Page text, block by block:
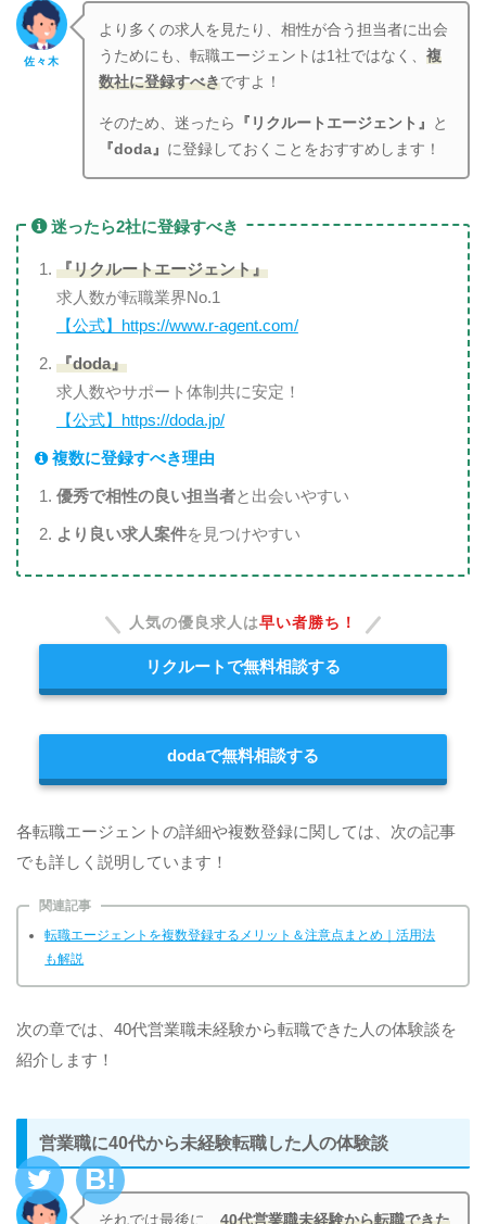
佐々木
より多くの求人を見たり、相性が合う担当者に出会
うためにも、転職エージェントは1社ではなく、複
数社に登録すべきですよ！
そのため、迷ったら 『リクルートエージェント』
と
『doda』 に登録しておくことをおすすめします！
迷ったら2社に登録すべき
『リクルートエージェント』
求人数が転職業界No.1
【公式】https://www.r-agent.com/
『doda』
求人数やサポート体制共に安定！
【公式】https://doda.jp/
複数に登録すべき理由
優秀で相性の良い担当者と出会いやすい
より良い求人案件を見つけやすい
人気の優良求人は早い者勝ち！
リクルートで無料相談する
dodaで無料相談する
各転職エージェントの詳細や複数登録に関しては、次の記事
でも詳しく説明しています！
関連記事
転職エージェントを複数登録するメリット＆注意点まとめ｜活用法
も解説
次の章では、40代営業職未経験から転職できた人の体験談を
紹介します！
営業職に40代から未経験転職した人の体験談
それでは最後に、40代営業職未経験から転職できた